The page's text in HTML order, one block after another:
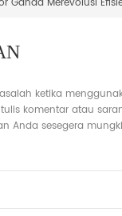
ketika
komentar atau
Anda sesegera